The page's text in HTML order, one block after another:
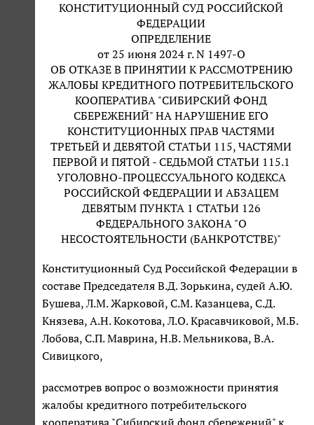
КОНСТИТУЦИОННЫЙ СУД РОССИЙСКОЙ
ФЕДЕРАЦИИ
ОПРЕДЕЛЕНИЕ
от 25 июня 2024 г. N 1497-О
ОБ ОТКАЗЕ В ПРИНЯТИИ К РАССМОТРЕНИЮ
ЖАЛОБЫ КРЕДИТНОГО ПОТРЕБИТЕЛЬСКОГО
КООПЕРАТИВА "СИБИРСКИЙ ФОНД
СБЕРЕЖЕНИЙ" НА НАРУШЕНИЕ ЕГО
КОНСТИТУЦИОННЫХ ПРАВ ЧАСТЯМИ
ТРЕТЬЕЙ И ДЕВЯТОЙ СТАТЬИ 115, ЧАСТЯМИ
ПЕРВОЙ И ПЯТОЙ - СЕДЬМОЙ СТАТЬИ 115.1
УГОЛОВНО-ПРОЦЕССУАЛЬНОГО КОДЕКСА
РОССИЙСКОЙ ФЕДЕРАЦИИ И АБЗАЦЕМ
ДЕВЯТЫМ ПУНКТА 1 СТАТЬИ 126
ФЕДЕРАЛЬНОГО ЗАКОНА "О
НЕСОСТОЯТЕЛЬНОСТИ (БАНКРОТСТВЕ)"
Конституционный Суд Российской Федерации в
составе Председателя В.Д. Зорькина, судей А.Ю.
Бушева, Л.М. Жарковой, С.М. Казанцева, С.Д.
Князева, А.Н. Кокотова, Л.О. Красавчиковой, М.Б.
Лобова, С.П. Маврина, Н.В. Мельникова, В.А.
Сивицкого,
рассмотрев вопрос о возможности принятия
жалобы кредитного потребительского
кооператива "Сибирский фонд сбережений" к